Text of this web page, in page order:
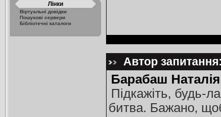
Лінки
Віртуальні довідки
Пошукові сервери
Бібліотечні каталоги
Автор
Барабаш
Підкажіть, будь-
битва. Бажано,